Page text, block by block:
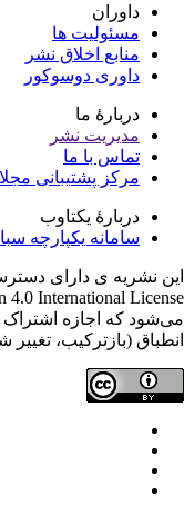
داوران
مسئولیت ها
منابع اخلاق نشر
داوری دوسوکور
دربارۀ ما
مدیریت نشر
تماس با ما
مرکز پشتیبانی
دربارۀ یکتاوب
سامانه یکپارچه سبا
نشریه ی دارای دسترسی
که اجازه اشتراک
(بازترکیب،